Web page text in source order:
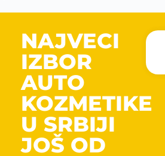
NAJVECI
IZBOR
AUTO
KOZMETIKE
U SRBIJI
JOŠ OD